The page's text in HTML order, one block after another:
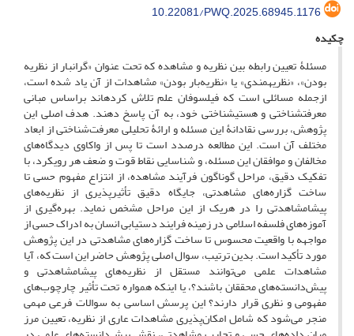
10.22081/PWQ.2025.68945.1176
چکیده
مسئلۀ تعیین رابطه بین نظریه و مشاهده که تحت عنوان «گران‏بار از نظریه
بودن»، «نظریه‏مندی» یا «نظریه‌‌بار بودن» مشاهدات از آن یاد شده است،
ازجمله مسائلی است که فیلسوفان علم تلاش کرده‏اند براساس مبانی
معرفت‏شناختی و هستی‏شناختی خود، به آن پاسخ دهند. هدف اصلی این
پژوهش، بررسی نقادانۀ این مسئله و ارائۀ تحلیلی معرفت‌شناختی از ابعاد
مختلف آن است. این مطالعه درصدد است تا پس از واکاوی دیدگاه‌های
مخالفان و موافقان این مسئله، و شناسایی نقاط قوت و ضعف هر رویکرد، با
تفکیک دقیق، مراحل گوناگون فرآیند مشاهده، از انتزاع مفهوم حسی تا
ساخت گزاره‌های مشاهدتی، جایگاه دقیق تأثیرپذیری از نظریه‌های
پیشامشاهدتی را در هریک از این مراحل مشخص نماید. بهره‌‌گیری از
آموزه‌های فلسفه اسلامی در زمینه فرایند دستیابی انسان به ادراک حسی از
مواجهه با واقعیت محسوس تا ساخت گزاره‌های مشاهدتی در این پژوهش
مورد تأکید است. بدین ترتیب، سوال اصلی پژوهش حاضر این است که، آیا
مشاهدات علمی می‌توانند مستقل از نظریه‌های پیشامشاهدتی و
پیش‌دانسته‌های محققان باشند؟، یا اینکه همواره تحت تأثیر چارچوب‌های
مفهومی و نظری قرار دارند؟ این پرسش اساسی به سوالات فرعی مهمی
منجر می‌شود که شامل امکان‌پذیری مشاهدات عاری از نظریه، تعیین مرز